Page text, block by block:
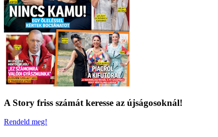
A Story friss számát keresse az újságosoknál!
Rendeld meg!